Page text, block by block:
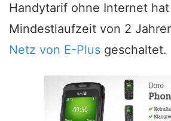
Handytarif ohne Internet
Mindestlaufzeit von 2
Netz von E-Plus geschaltet.